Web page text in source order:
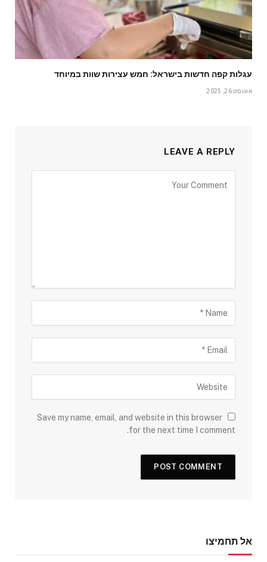
עגלות קפה חדשות בישראל: חמש עצירות שוות במיוחד
אוגוסט 26, 2025
LEAVE A REPLY
Save my name, email, and website in this browser
for the next time I comment.
אל תחמיצו